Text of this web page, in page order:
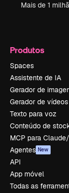
Mais de 1
Produtos
Spaces
Assistente de IA
Gerador de
Gerador de vídeos
Texto para voz
Conteúdo de
MCP para
Agentes New
API
App móvel
Todas as